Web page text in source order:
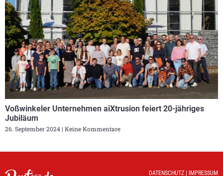
Voßwinkeler Unternehmen aiXtrusion feiert 20-jähriges
Jubiläum
26. September 2024 Keine Kommentare
DATENSCHUTZ IMPRESSUM